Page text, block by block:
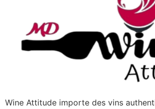
Wine Attitude importe des vins